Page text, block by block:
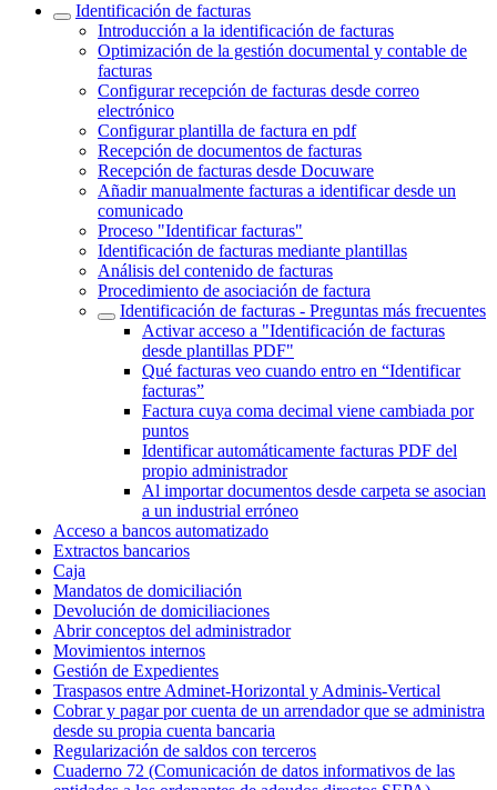
Identificación de facturas
Introducción a la identificación de facturas
Optimización de la gestión documental y contable de
facturas
Configurar recepción de facturas desde correo
electrónico
Configurar plantilla de factura en pdf
Recepción de documentos de facturas
Recepción de facturas desde Docuware
Añadir manualmente facturas a identificar desde un
comunicado
Proceso "Identificar facturas"
Identificación de facturas mediante plantillas
Análisis del contenido de facturas
Procedimiento de asociación de factura
Identificación de facturas - Preguntas más frecuentes
Activar acceso a "Identificación de facturas
desde plantillas PDF"
Qué facturas veo cuando entro en “Identificar
facturas”
Factura cuya coma decimal viene cambiada por
puntos
Identificar automáticamente facturas PDF del
propio administrador
Al importar documentos desde carpeta se asocian
a un industrial erróneo
Acceso a bancos automatizado
Extractos bancarios
Caja
Mandatos de domiciliación
Devolución de domiciliaciones
Abrir conceptos del administrador
Movimientos internos
Gestión de Expedientes
Traspasos entre Adminet-Horizontal y Adminis-Vertical
Cobrar y pagar por cuenta de un arrendador que se administra
desde su propia cuenta bancaria
Regularización de saldos con terceros
Cuaderno 72 (Comunicación de datos informativos de las